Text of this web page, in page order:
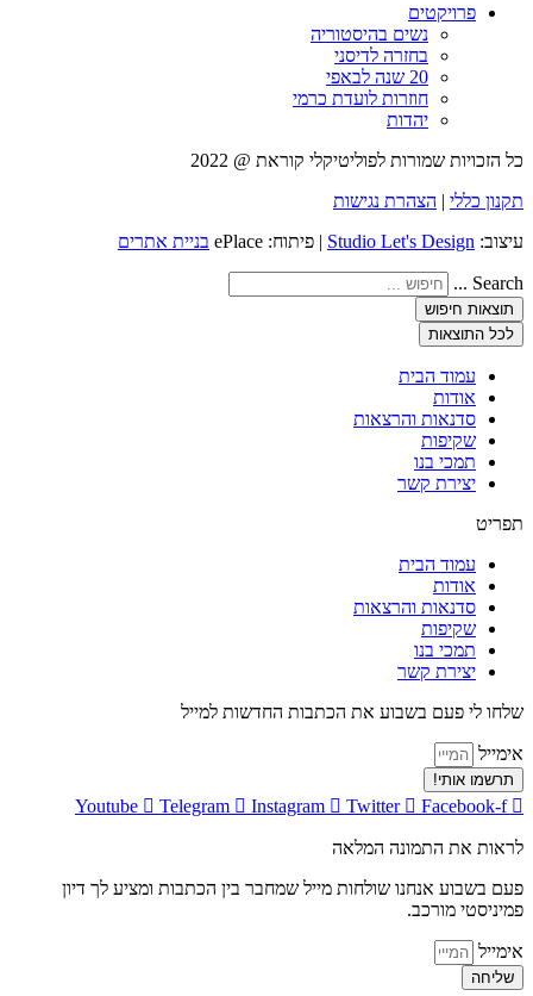
פרויקטים
נשים בהיסטוריה
בחזרה לדיסני
20 שנה לבאפי
חוזרות לועדת כרמי
יהדות
כל הזכויות שמורות לפוליטיקלי קוראת @ 2022
תקנון כללי | הצהרת נגישות
עיצוב: Studio Let's Design | פיתוח: ePlace בניית אתרים
Search ...
תוצאות חיפוש
לכל התוצאות
עמוד הבית
אודות
סדנאות והרצאות
שקיפות
תמכי בנו
יצירת קשר
תפריט
עמוד הבית
אודות
סדנאות והרצאות
שקיפות
תמכי בנו
יצירת קשר
שלחו לי פעם בשבוע את הכתבות החדשות למייל
אימייל
תרשמו אותי!
Youtube Telegram Instagram Twitter Facebook-f
לראות את התמונה המלאה
פעם בשבוע אנחנו שולחות מייל שמחבר בין הכתבות ומציע לך דיון
פמיניסטי מורכב.
אימייל
שליחה